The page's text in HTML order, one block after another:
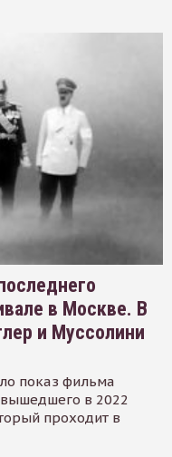
в Москве. В
и Муссолини
показ фильма
в 2022
проходит в